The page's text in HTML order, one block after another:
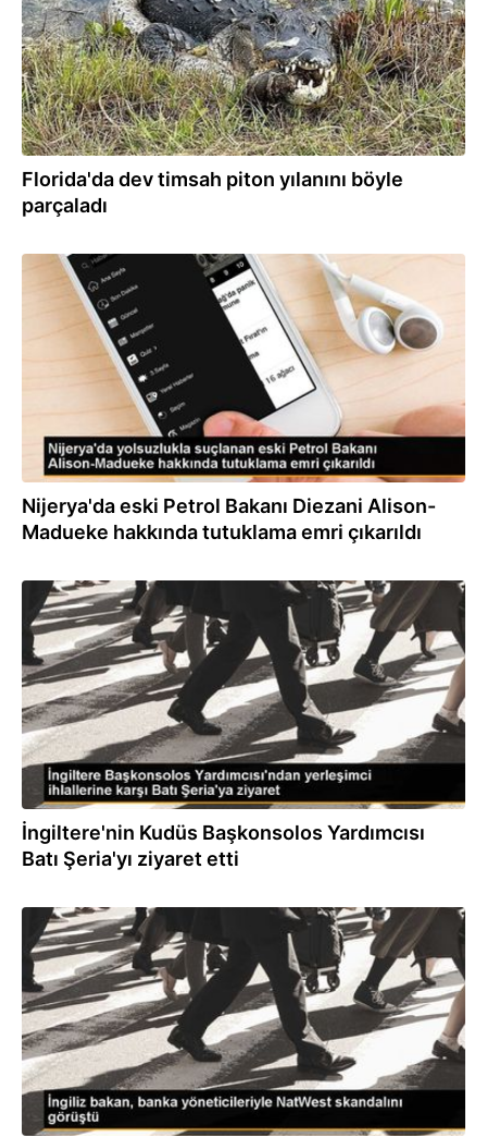
Florida'da dev timsah piton yılanını böyle
parçaladı
03.10.2023
Nijerya'da eski Petrol Bakanı Diezani Alison-
Madueke hakkında tutuklama emri çıkarıldı
24.08.2023
İngiltere'nin Kudüs Başkonsolos Yardımcısı
Batı Şeria'yı ziyaret etti
26.07.2023